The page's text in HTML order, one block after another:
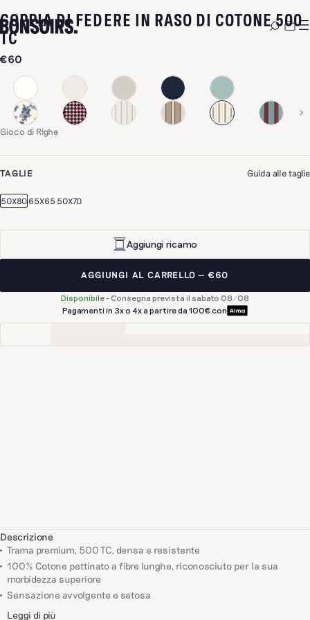
COPPIA DI FEDERE IN RASO DI COTONE 500
TC-GIOCO DI RIGHE
€60
Gioco di Righe
TAGLIE Guida alle taglie
50X80 65X65 50X70
Aggiungi ricamo
AGGIUNGI AL CARRELLO €60
Disponibile- Consegna prevista il sabato 08/08
Pagamenti in 3x o 4x a partire da 100€ con
Descrizione
Trama premium, 500 TC, densa e resistente
100% Cotone pettinato a fibre lunghe, riconosciuto per la sua
morbidezza superiore
Sensazione avvolgente e setosa
Leggi di più